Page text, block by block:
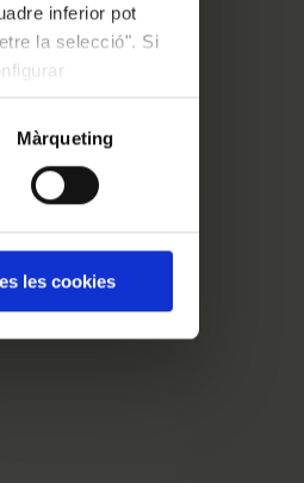
inferior pot
la selecció". Si
Màrqueting
les cookies